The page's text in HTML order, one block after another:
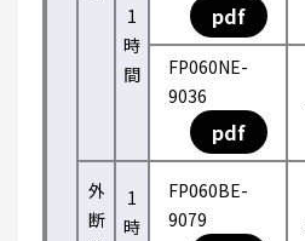
1
時
間
pdf
FP060NE-
9036
pdf
外
断
1
時
FP060BE-
9079